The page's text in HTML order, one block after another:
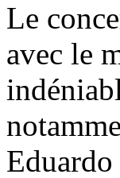
Le
avec le